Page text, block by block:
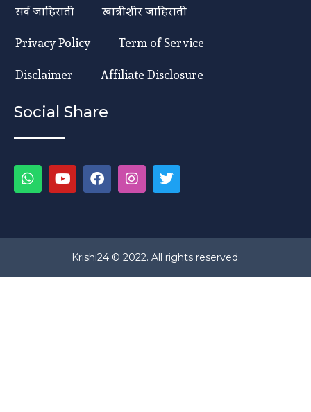
सर्व जाहिराती
खात्रीशीर जाहिराती
Privacy Policy
Term of Service
Disclaimer
Affiliate Disclosure
Social Share
Krishi24 © 2022. All rights reserved.